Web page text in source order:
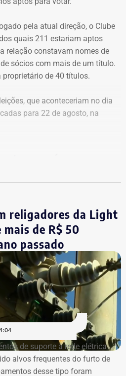
pela atual direção, o Clube
quais 211 estariam aptos
relação constavam nomes de
sócios com mais de um título.
proprietário de 40 títulos.
que aconteceriam no dia
para 22 de agosto, na
após quase
a mesma gestão
cenário de deterioração e a
1998. A tradicional área de
metros quadrados tem vistas
e Praia do Leblon.
de 1970 e luta — há um
uma crise institucional
Ancelmo Gois, do Jornal
religadores da Light
de R$ 50
passado
de suporte à rede elétrica
alvos frequentes do furto de
desse tipo foram